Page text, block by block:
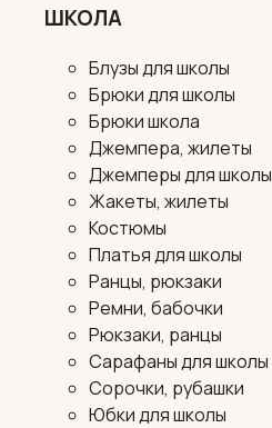
ШКОЛА
Блузы для школы
Брюки для школы
Брюки школа
Джемпера, жилеты
Джемперы для школы
Жакеты, жилеты
Костюмы
Платья для школы
Ранцы, рюкзаки
Ремни, бабочки
Рюкзаки, ранцы
Сарафаны для школы
Сорочки, рубашки
Юбки для школы